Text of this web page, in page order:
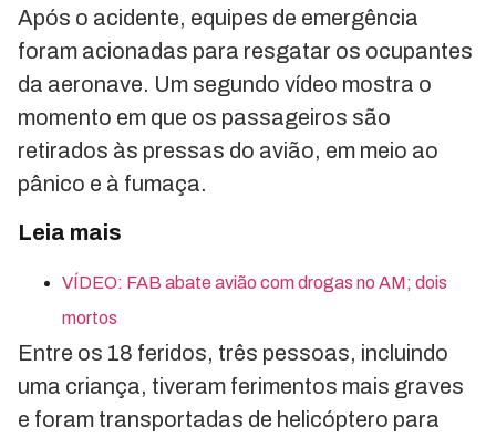
Após o acidente, equipes de emergência
foram acionadas para resgatar os ocupantes
da aeronave. Um segundo vídeo mostra o
momento em que os passageiros são
retirados às pressas do avião, em meio ao
pânico e à fumaça.
Leia mais
VÍDEO: FAB abate avião com drogas no AM; dois
mortos
Entre os 18 feridos, três pessoas, incluindo
uma criança, tiveram ferimentos mais graves
e foram transportadas de helicóptero para